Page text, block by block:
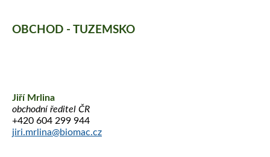
OBCHOD - TUZEMSKO
Jiří Mrlina
obchodní ředitel ČR
+420 604 299 944
jiri.mrlina@biomac.cz